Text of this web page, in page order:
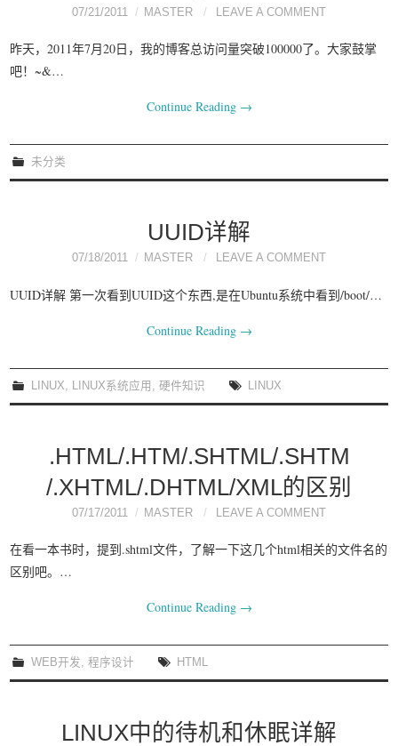
07/21/2011 MASTER LEAVE A COMMENT
昨天，2011年7月20日，我的博客总访问量突破100000了。大家鼓掌
吧！~&…
Continue Reading →
未分类
UUID详解
07/18/2011 MASTER LEAVE A COMMENT
UUID详解 第一次看到UUID这个东西,是在Ubuntu系统中看到/boot/…
Continue Reading →
LINUX LINUX系统应用 ,硬件知识 LINUX
.HTML/.HTM/.SHTML/.SHTM
/.XHTML/.DHTML/XML的区别
07/17/2011 MASTER LEAVE A COMMENT
在看一本书时，提到.shtml文件，了解一下这几个html相关的文件名的
区别吧。…
Continue Reading →
WEB开发,程序设计 HTML
LINUX中的待机和休眠详解